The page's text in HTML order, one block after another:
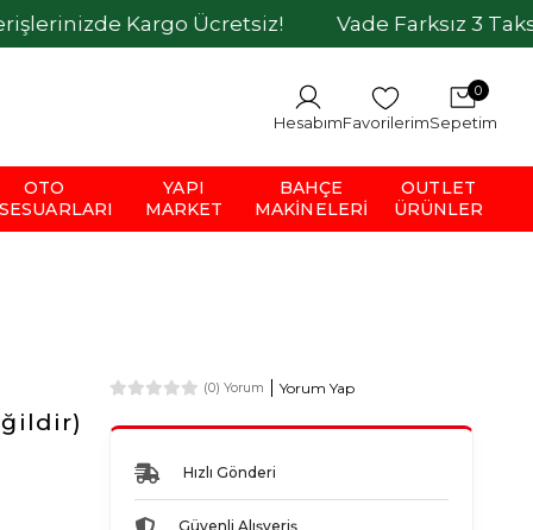
Kargo Ücretsiz! Vade Farksız 3 Taksit İmkanı
HesabımFavorilerim
0
Sepetim
OTO
YAPI
MARKET
BAHÇE
MAKINELERI
OUTLET
ÜRÜNLER
(0) Yorum Yorum Yap
Hızlı Gönderi
Güvenli Alışveriş